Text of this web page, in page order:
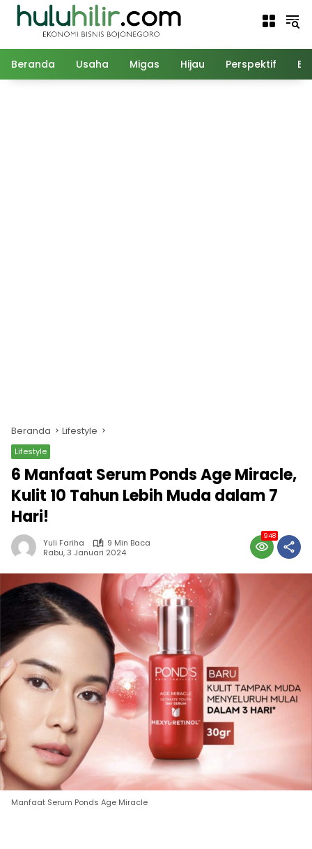
Langsung
Beranda Usaha Migas Hijau Perspektif
Beranda Lifestyle
Lifestyle
6 Manfaat Serum Ponds Age Miracle,
Kulit 10 Tahun Lebih Muda dalam 7
Hari!
Yuli Fariha
9 Min Baca
Rabu, 3 Januari 2024
948
Manfaat Serum Ponds Age Miracle